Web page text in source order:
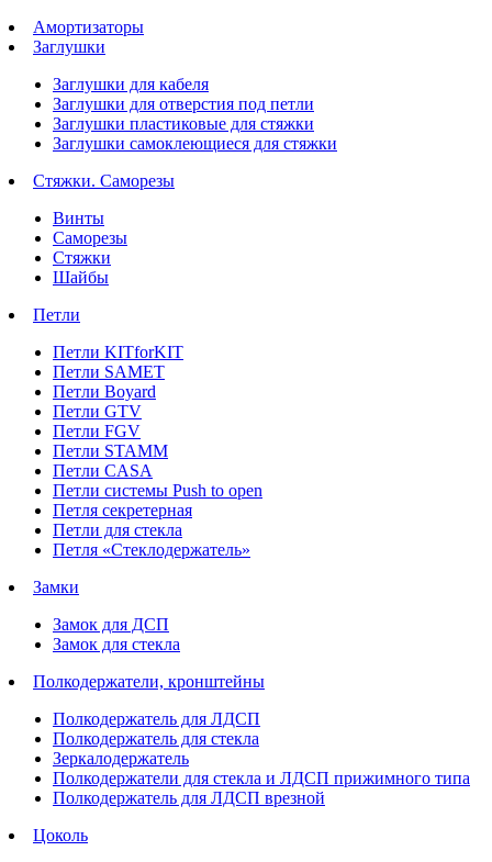
Амортизаторы
Заглушки
Заглушки для кабеля
Заглушки для отверстия под петли
Заглушки пластиковые для стяжки
Заглушки самоклеющиеся для стяжки
Стяжки. Саморезы
Винты
Саморезы
Стяжки
Шайбы
Петли
Петли KITforKIT
Петли SAMET
Петли Boyard
Петли GTV
Петли FGV
Петли STAMM
Петли CASA
Петли системы Push to open
Петля секретерная
Петли для стекла
Петля «Стеклодержатель»
Замки
Замок для ДСП
Замок для стекла
Полкодержатели, кронштейны
Полкодержатель для ЛДСП
Полкодержатель для стекла
Зеркалодержатель
Полкодержатели для стекла и ЛДСП прижимного типа
Полкодержатель для ЛДСП врезной
Цоколь